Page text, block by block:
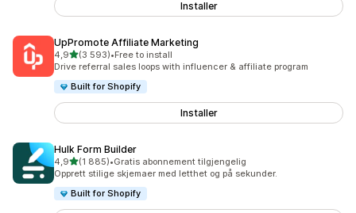
Installer
UpPromote Affiliate Marketing
4,9av 5 stjerner
(3 593)
Totalt 3593 omtaler
•Free to install
Drive referral sales loops with influencer & affiliate program
Built for Shopify
Installer
Hulk Form Builder
4,9av 5 stjerner
(1 885)
Totalt 1885 omtaler
•Gratis abonnement tilgjengelig
Opprett stilige skjemaer med letthet og på sekunder.
Built for Shopify